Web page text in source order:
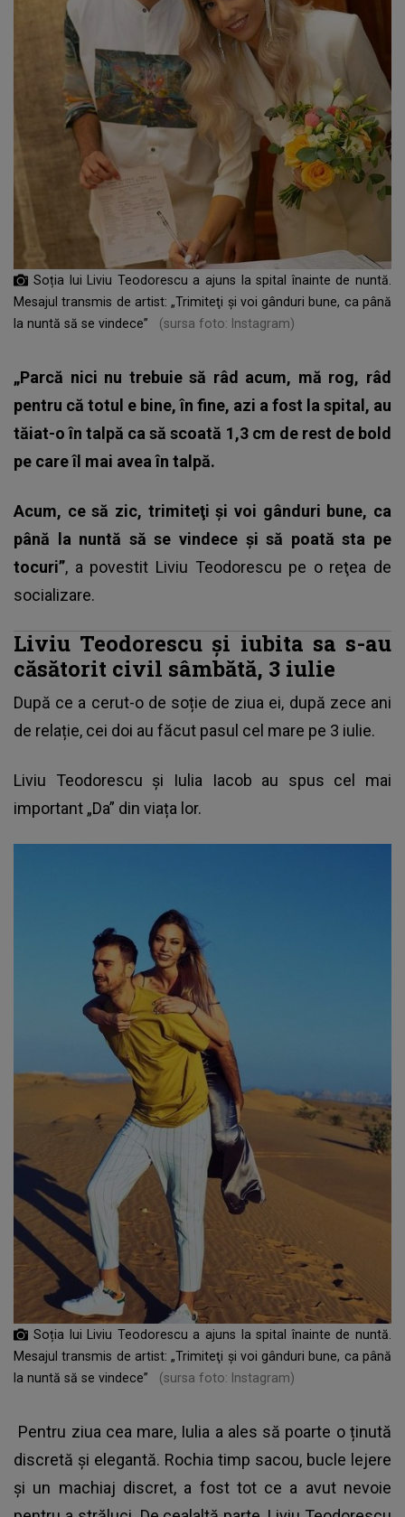
Soția lui Liviu Teodorescu a ajuns la spital înainte de nuntă.
Mesajul transmis de artist: „Trimiteţi şi voi gânduri bune, ca până
la nuntă să se vindece”
(sursa foto: Instagram)
„Parcă nici nu trebuie să râd acum, mă rog, râd
pentru că totul e bine, în fine, azi a fost la spital, au
tăiat-o în talpă ca să scoată 1,3 cm de rest de bold
pe care îl mai avea în talpă.
Acum, ce să zic, trimiteţi şi voi gânduri bune, ca
până la nuntă să se vindece şi să poată sta pe
tocuri”, a povestit Liviu Teodorescu pe o reţea de
socializare.
Liviu Teodorescu și iubita sa s-au
căsătorit civil sâmbătă, 3 iulie
După ce a cerut-o de soție de ziua ei, după zece ani
de relație, cei doi au făcut pasul cel mare pe 3 iulie.
Liviu Teodorescu și Iulia Iacob au spus cel mai
important „Da” din viața lor.
Soția lui Liviu Teodorescu a ajuns la spital înainte de nuntă.
Mesajul transmis de artist: „Trimiteţi şi voi gânduri bune, ca până
la nuntă să se vindece”
(sursa foto: Instagram)
Pentru ziua cea mare, Iulia a ales să poarte o ținută
discretă și elegantă. Rochia timp sacou, bucle lejere
și un machiaj discret, a fost tot ce a avut nevoie